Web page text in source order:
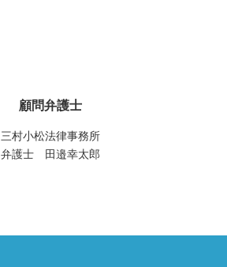
顧問弁護士
三村小松法律事務所
弁護士 田邉幸太郎